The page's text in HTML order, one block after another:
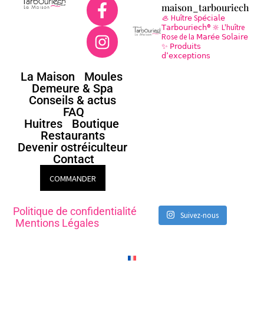
La Maison
Moules
Demeure & Spa
Conseils & actus
FAQ
Huitres
Boutique
Restaurants
Devenir ostréiculteur
Contact
COMMANDER
Politique de confidentialité
Mentions Légales
maison_tarbouriech
🦪 H𝗎ît𝗋𝖾 S𝗉𝖾́𝖼𝗂𝖺𝗅𝖾
𝖳𝖺𝗋𝖻𝗈𝗎𝗋𝗂𝖾𝖼𝗁® 🔆 L'huître
Rose de la 𝖬𝖺𝗋𝖾́𝖾 𝖲𝗈𝗅𝖺𝗂𝗋𝖾
✨ 𝖯𝗋𝗈𝖽𝗎𝗂𝗍𝗌
𝖽’𝖾𝗑𝖼𝖾𝗉𝗍𝗂𝗈𝗇𝗌
Suivez-nous